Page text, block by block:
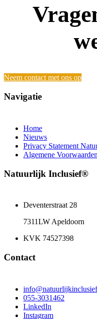
Neem contact met ons op
Navigatie
Home
Nieuws
Privacy Statement
Algemene Voorwaarden
Natuurlijk Inclusief®
Deventerstraat 28
7311LW Apeldoorn
KVK 74527398
Contact
055-3031462
LinkedIn
Instagram